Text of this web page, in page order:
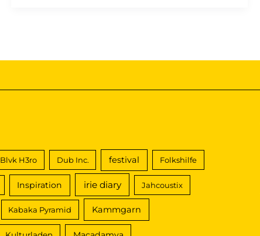
Blvk H3ro Dub Inc. festival Folkshilfe
Inspiration irie diary Jahcoustix
Kabaka Pyramid Kammgarn